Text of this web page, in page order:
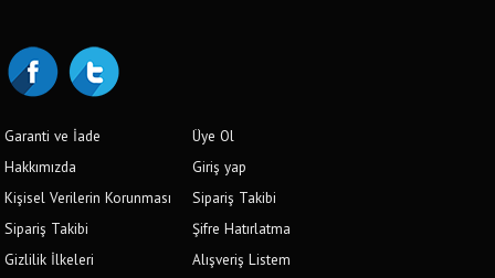
Garanti ve İade
Hakkımızda
Kişisel Verilerin Korunması
Sipariş Takibi
Gizlilik İlkeleri
Üye Ol
Giriş yap
Sipariş Takibi
Şifre Hatırlatma
Alışveriş Listem